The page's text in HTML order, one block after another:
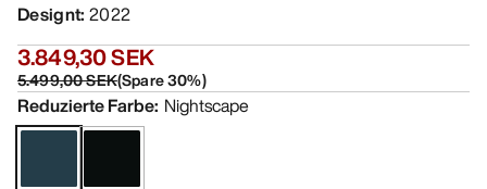
Designt: 2022
3.849,30 SEK
5.499,00 SEK(Spare30%)
Reduzierte Farbe: Nightscape